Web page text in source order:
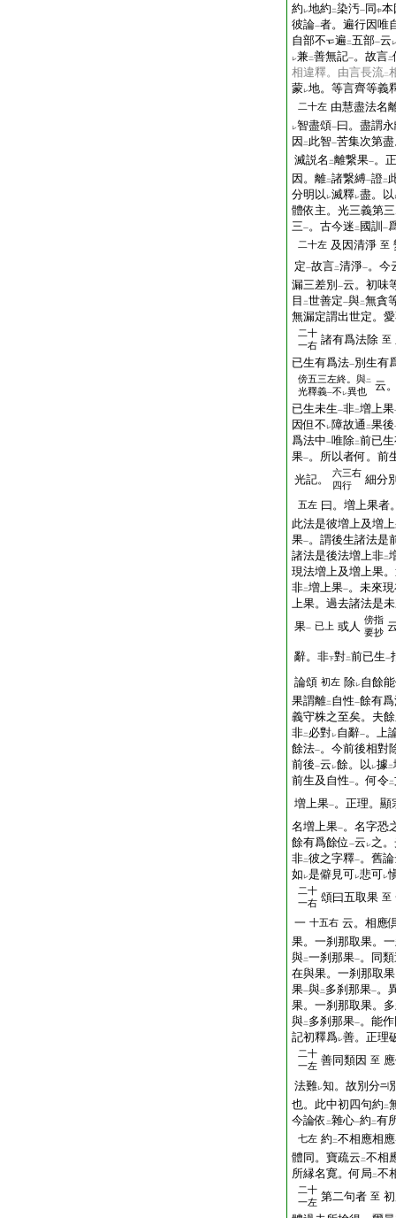
約 レ地約 二染汚一 同 中本
彼論一者。遍行因唯
自部不
遍 二五部一云 レ
レ兼二善無記一。故言二
相違釋。由言長流二
蒙レ地。等言齊等義
二十左 由慧盡法名
レ智盡頌一曰。盡謂
因 二 此智一苦集次第
滅説名 二離繋果一。
因。離二諸繋縛一證二
分明以 レ滅釋レ盡。以
體依主。光三義第
三一。古今迷 二 國訓 一
二十左 及因清淨 至
定一故言二清淨一。今
漏三差別 一云。初味
目
二世善定一與二無貪
無漏定謂出世定。
二十
一右 諸有爲法除 至
已生有爲法一別生有
傍五三左終。與二
光釋義一不 レ異也
云
已生未生一非二増上果
因但不 レ障故通 二果後
爲法中一唯除二前已
果一。所以者何。前
光記。
六三右
四行
細分
五左 曰。増上果者
此法是彼増上及増
果一。謂後生諸法是
諸法是後法増上非二
現法増上及増上果
非二増上果一。未來
上果。過去諸法是
果一 已上 或人 傍指
要抄
辭。非下對二前已生一
論頌 初左 除レ自餘
果謂離二 自性一餘有
義守株之至矣。夫
非二 必對レ自辭一。上
餘法一。今前後相對
前後一云 レ餘。以 レ據二
前生及自性一。何令二
増上果一。正理。顯
名増上果一。名字恐
餘有爲餘位 一云 レ之
非二彼之字釋一。舊
如 レ是僻見可レ悲可レ
二十
一右 頌曰五取果 至
一 十五右 云。相應
果。一刹那取果。
與二一刹那果一。同
在與果。一刹那取
果一與二 多刹那果一。
果。一刹那取果。
與二 多刹那果一。能
記初釋爲レ善。正理
二十
一左 善同類因 至
法難レ知。故別分
也。此中初四句約 二
今論依 二雜心一約 二有
七左 約 二不相應相應
體同。寶疏云 二不相
所縁名寛。何局 二不
二十
一左 第二句者 至